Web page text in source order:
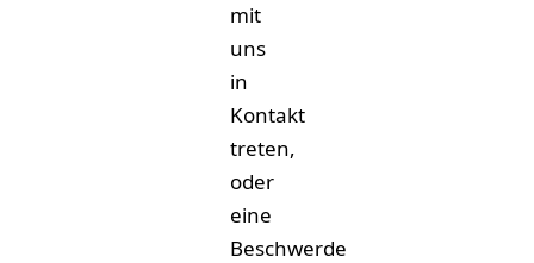
mit
uns
in
Kontakt
treten,
oder
eine
Beschwerde